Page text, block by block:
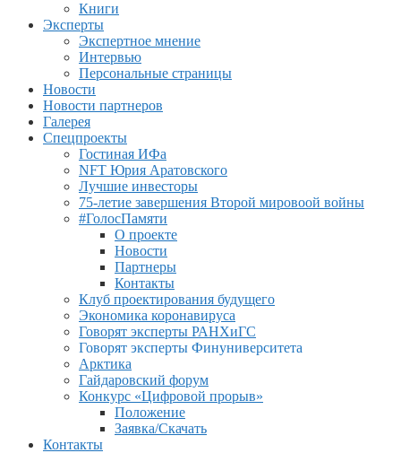
Книги
Эксперты
Экспертное мнение
Интервью
Персональные страницы
Новости
Новости партнеров
Галерея
Спецпроекты
Гостиная ИФа
NFT Юрия Аратовского
Лучшие инвесторы
75-летие завершения Второй мировоой войны
#ГолосПамяти
О проекте
Новости
Партнеры
Контакты
Клуб проектирования будущего
Экономика коронавируса
Говорят эксперты РАНХиГС
Говорят эксперты Финуниверситета
Арктика
Гайдаровский форум
Конкурс «Цифровой прорыв»
Положение
Заявка/Скачать
Контакты